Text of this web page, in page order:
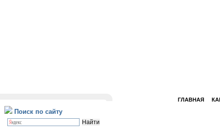
Поиск по сайту
ГЛАВНАЯ